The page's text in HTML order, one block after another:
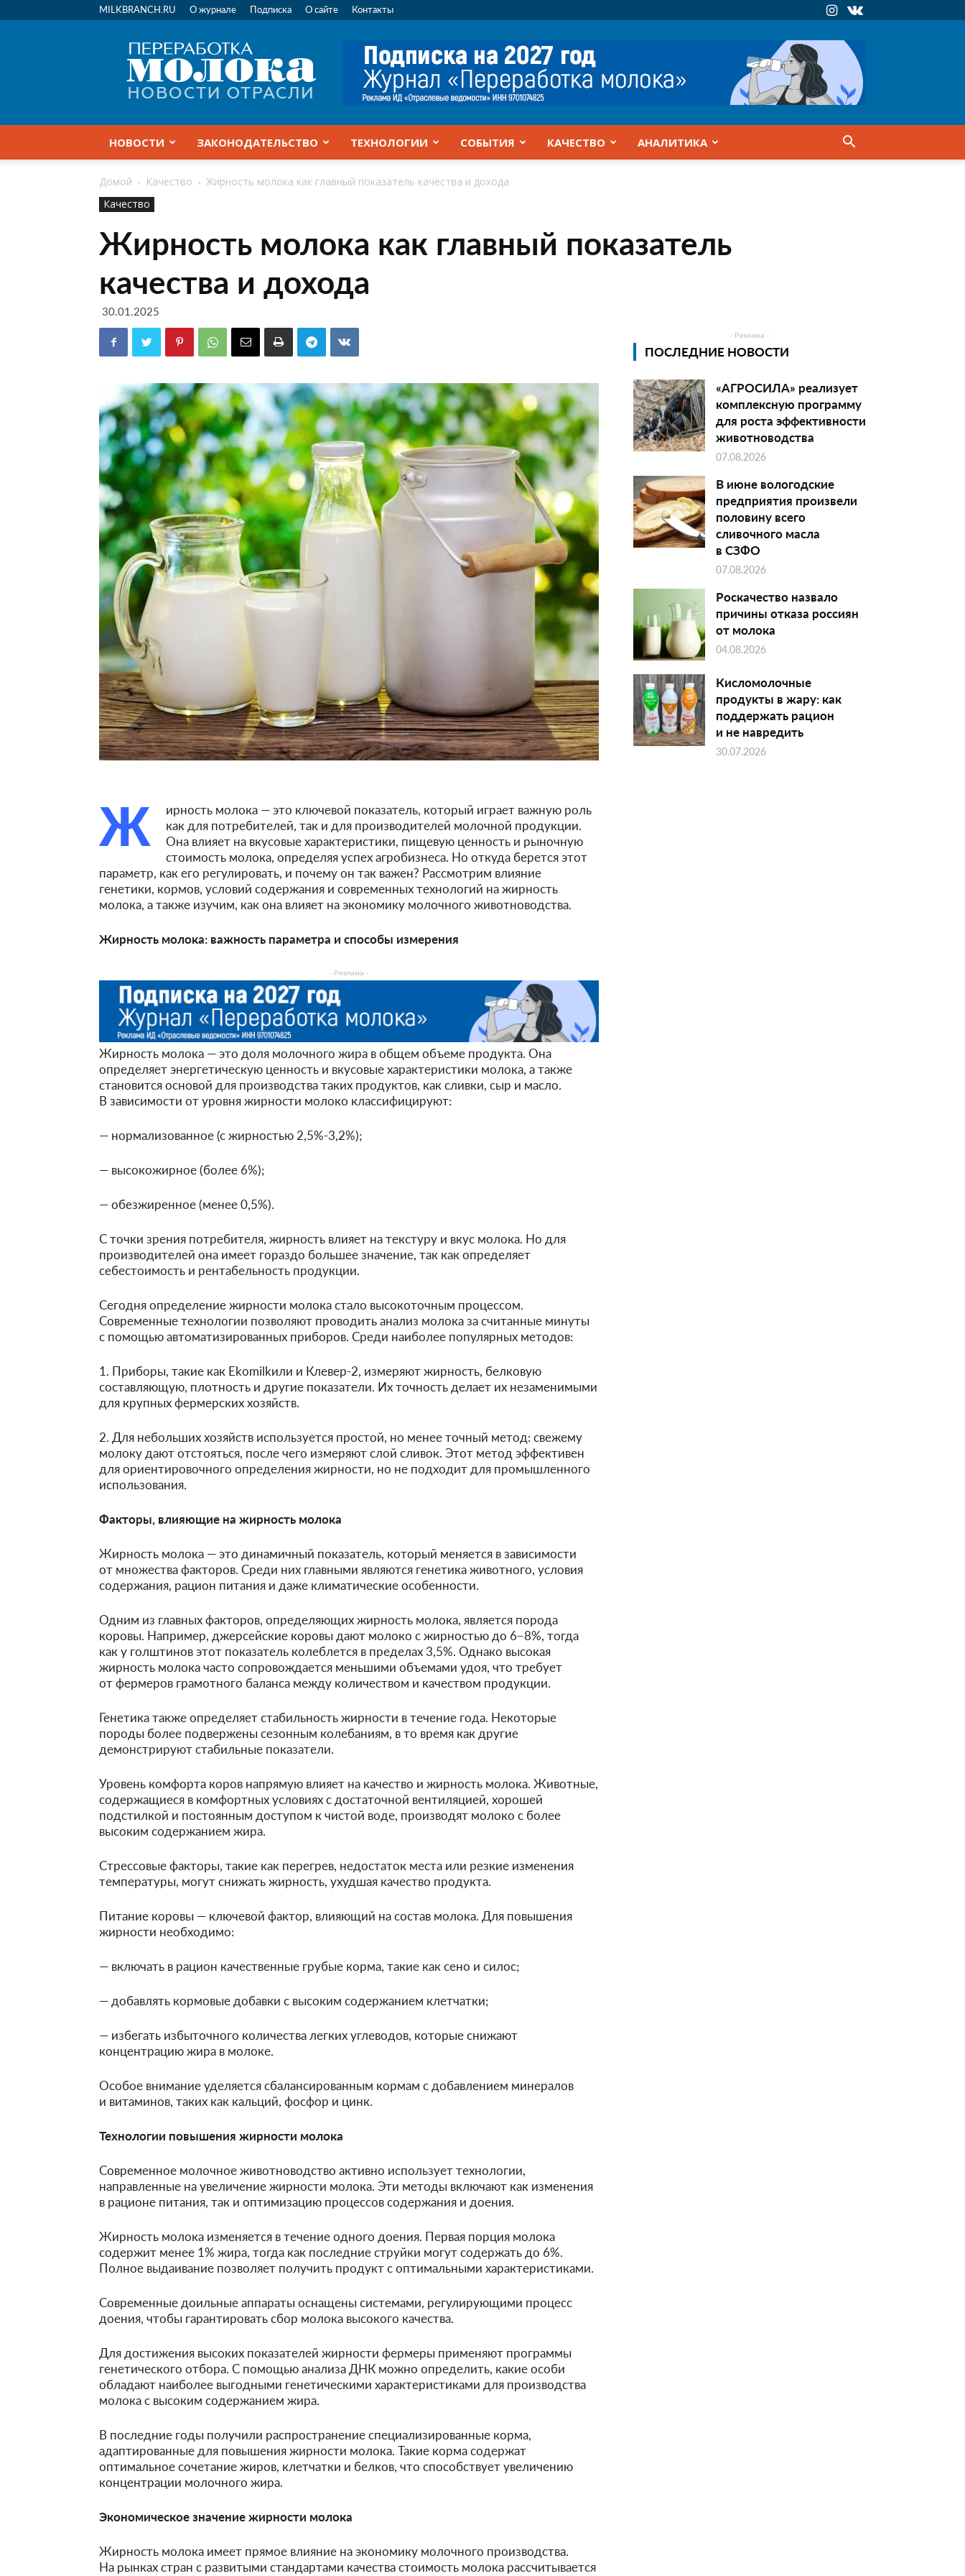
MILKBRANCH.RU О журнале Подписка О сайте Контакты
Переработка
молока
|
Новости
НОВОСТИ ЗАКОНОДАТЕЛЬСТВО ТЕХНОЛОГИИ СОБЫТИЯ КАЧЕСТВО АНАЛИТИКА
Домой Качество
Жирность молока как главный показатель качества и дохода
Качество
Жирность молока как главный показатель
качества и дохода
30.01.2025
Ж
ирность молока — это ключевой показатель, который играет важную роль
как для потребителей, так и для производителей молочной продукции.
Она влияет на вкусовые характеристики, пищевую ценность и рыночную
стоимость молока, определяя успех агробизнеса. Но откуда берется этот
параметр, как его регулировать, и почему он так важен? Рассмотрим влияние
генетики, кормов, условий содержания и современных технологий на жирность
молока, а также изучим, как она влияет на экономику молочного животноводства.
Жирность молока: важность параметра и способы измерения
- Реклама -
Жирность молока — это доля молочного жира в общем объеме продукта. Она
определяет энергетическую ценность и вкусовые характеристики молока, а также
становится основой для производства таких продуктов, как сливки, сыр и масло.
В зависимости от уровня жирности молоко классифицируют:
— нормализованное (с жирностью 2,5%-3,2%);
— высокожирное (более 6%);
— обезжиренное (менее 0,5%).
С точки зрения потребителя, жирность влияет на текстуру и вкус молока. Но для
производителей она имеет гораздо большее значение, так как определяет
себестоимость и рентабельность продукции.
Сегодня определение жирности молока стало высокоточным процессом.
Современные технологии позволяют проводить анализ молока за считанные минуты
с помощью автоматизированных приборов. Среди наиболее популярных методов:
1. Приборы, такие как Ekomilkили и Клевер-2, измеряют жирность, белковую
составляющую, плотность и другие показатели. Их точность делает их незаменимыми
для крупных фермерских хозяйств.
2. Для небольших хозяйств используется простой, но менее точный метод: свежему
молоку дают отстояться, после чего измеряют слой сливок. Этот метод эффективен
для ориентировочного определения жирности, но не подходит для промышленного
использования.
Факторы, влияющие на жирность молока
Жирность молока — это динамичный показатель, который меняется в зависимости
от множества факторов. Среди них главными являются генетика животного, условия
содержания, рацион питания и даже климатические особенности.
Одним из главных факторов, определяющих жирность молока, является порода
коровы. Например, джерсейские коровы дают молоко с жирностью до 6−8%, тогда
как у голштинов этот показатель колеблется в пределах 3,5%. Однако высокая
жирность молока часто сопровождается меньшими объемами удоя, что требует
от фермеров грамотного баланса между количеством и качеством продукции.
Генетика также определяет стабильность жирности в течение года. Некоторые
породы более подвержены сезонным колебаниям, в то время как другие
демонстрируют стабильные показатели.
Уровень комфорта коров напрямую влияет на качество и жирность молока. Животные,
содержащиеся в комфортных условиях с достаточной вентиляцией, хорошей
подстилкой и постоянным доступом к чистой воде, производят молоко с более
высоким содержанием жира.
Стрессовые факторы, такие как перегрев, недостаток места или резкие изменения
температуры, могут снижать жирность, ухудшая качество продукта.
Питание коровы — ключевой фактор, влияющий на состав молока. Для повышения
жирности необходимо:
— включать в рацион качественные грубые корма, такие как сено и силос;
— добавлять кормовые добавки с высоким содержанием клетчатки;
— избегать избыточного количества легких углеводов, которые снижают
концентрацию жира в молоке.
Особое внимание уделяется сбалансированным кормам с добавлением минералов
и витаминов, таких как кальций, фосфор и цинк.
Технологии повышения жирности молока
Современное молочное животноводство активно использует технологии,
направленные на увеличение жирности молока. Эти методы включают как изменения
в рационе питания, так и оптимизацию процессов содержания и доения.
Жирность молока изменяется в течение одного доения. Первая порция молока
содержит менее 1% жира, тогда как последние струйки могут содержать до 6%.
Полное выдаивание позволяет получить продукт с оптимальными характеристиками.
Современные доильные аппараты оснащены системами, регулирующими процесс
доения, чтобы гарантировать сбор молока высокого качества.
Для достижения высоких показателей жирности фермеры применяют программы
генетического отбора. С помощью анализа ДНК можно определить, какие особи
обладают наиболее выгодными генетическими характеристиками для производства
молока с высоким содержанием жира.
В последние годы получили распространение специализированные корма,
адаптированные для повышения жирности молока. Такие корма содержат
оптимальное сочетание жиров, клетчатки и белков, что способствует увеличению
концентрации молочного жира.
Экономическое значение жирности молока
Жирность молока имеет прямое влияние на экономику молочного производства.
На рынках стран с развитыми стандартами качества стоимость молока рассчитывается
- Реклама -
ПОСЛЕДНИЕ НОВОСТИ
«АГРОСИЛА» реализует
комплексную программу
для роста эффективности
животноводства
07.08.2026
В июне вологодские
предприятия произвели
половину всего
сливочного масла
в СЗФО
07.08.2026
Роскачество назвало
причины отказа россиян
от молока
04.08.2026
Кисломолочные
продукты в жару: как
поддержать рацион
и не навредить
30.07.2026